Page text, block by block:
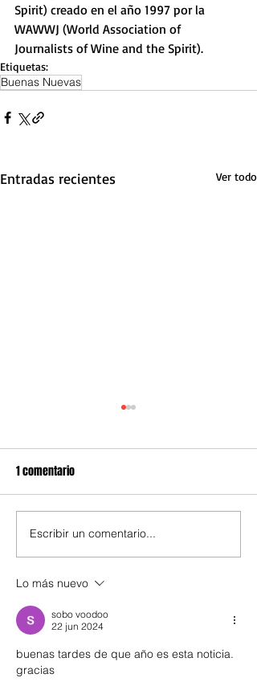
Spirit) creado en el año 1997 por la
WAWWJ (World Association of
Journalists of Wine and the Spirit).
Etiquetas:
Buenas Nuevas
Entradas recientes Ver todo
Hummus de remolacha, de
batata y con oliva
1 comentario
Escribir un comentario...
Lo más nuevo
sobo voodoo
22 jun 2024
buenas tardes de que año es esta noticia.
gracias